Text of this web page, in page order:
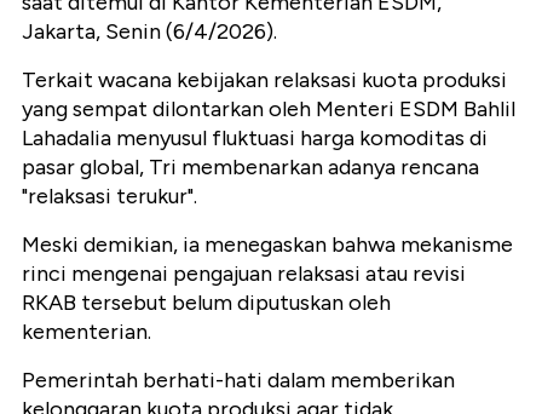
Jakarta, Senin (6/4/2026).
Terkait wacana kebijakan relaksasi kuota produksi
yang sempat dilontarkan oleh Menteri ESDM Bahlil
Lahadalia menyusul fluktuasi harga komoditas di
pasar global, Tri membenarkan adanya rencana
"relaksasi terukur".
Meski demikian, ia menegaskan bahwa mekanisme
rinci mengenai pengajuan relaksasi atau revisi
RKAB tersebut belum diputuskan oleh
kementerian.
Pemerintah berhati-hati dalam memberikan